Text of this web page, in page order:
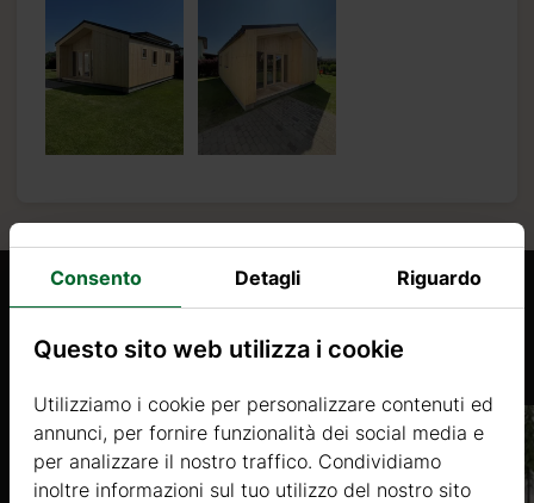
Prodotti Simili
Consento Detagli Riguardo
Questo sito web utilizza i cookie
Utilizziamo i cookie per personalizzare contenuti ed
annunci, per fornire funzionalità dei social media e
per analizzare il nostro traffico. Condividiamo
inoltre informazioni sul tuo utilizzo del nostro sito